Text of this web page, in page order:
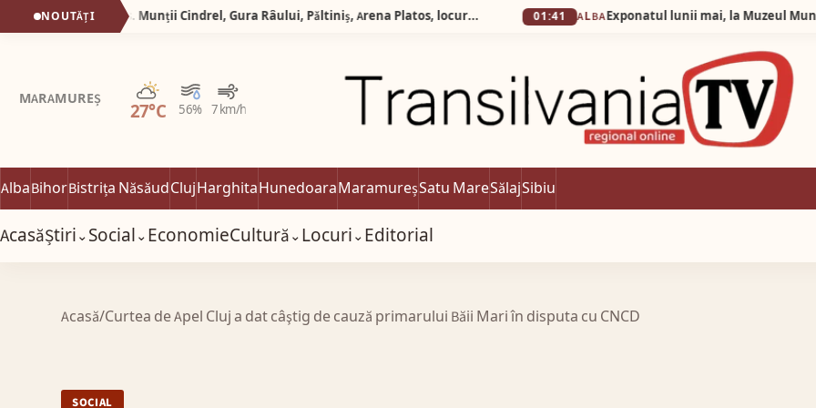
NOUTĂȚI Silva Logistic Services. Munții Cindrel, Gura Râului, Pǎltiniș, Arena Platos, locurile în care nostalgia trecutului se împletește armonios cu facilitățile moderne, oferind fiecărui călător o experiență revigorantă pentru trup și suflet. ALBA
MARAMUREȘ
27°C 56% 7 km/h
Parțial noros
AlbaBihorBistrița NăsăudClujHarghitaHunedoaraMaramureșSatu MareSălajSibiu
AcasăȘtiri⌄Social⌄EconomieCultură⌄Locuri⌄Editorial
Acasă/Curtea de Apel Cluj a dat câştig de cauză primarului Băii Mari în disputa cu CNCD
SOCIAL